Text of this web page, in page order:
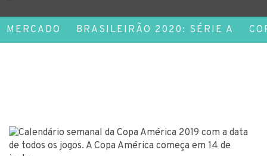
MERCADO BRASILEIRÃO 2020: SÉRIE A